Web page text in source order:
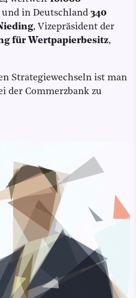
und in Deutschland 340
, Vizepräsident der
für Wertpapierbesitz,
Strategiewechseln ist man
der Commerzbank zu